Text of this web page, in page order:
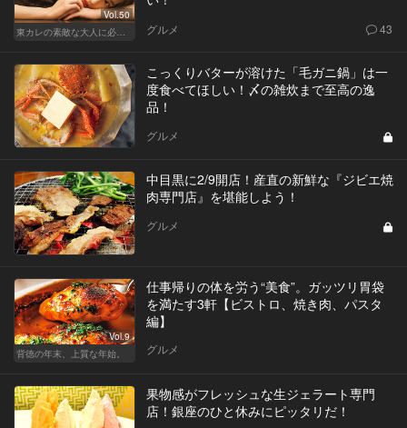
Vol.50
グルメ 43
こっくりバターが溶けた「毛ガニ鍋」は一
度食べてほしい！〆の雑炊まで至高の逸
品！
グルメ
中目黒に2/9開店！産直の新鮮な『ジビエ焼
肉専門店』を堪能しよう！
グルメ
Vol.9
背徳の年末、上質な年始。
仕事帰りの体を労う“美食”。ガッツリ胃袋
を満たす3軒【ビストロ、焼き肉、パスタ
編】
グルメ
果物感がフレッシュな生ジェラート専門
店！銀座のひと休みにピッタリだ！